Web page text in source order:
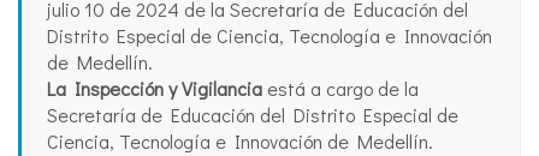
julio 10 de 2024 de la Secretaría de Educación del
Distrito Especial de Ciencia, Tecnología e Innovación
de Medellín.
La Inspección y Vigilancia está a cargo de la
Secretaría de Educación del Distrito Especial de
Ciencia, Tecnología e Innovación de Medellín.